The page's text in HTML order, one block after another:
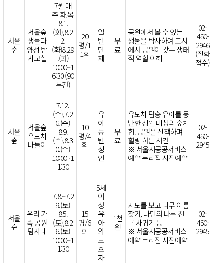
서울
숲
서울숲
생물다
양성 탐
사교실
7월 매
주 화,목
8.1.
(화),8.2
2.
(화)8.29
.(화)
10:00~1
6:30 (90
분간)
20
명/1
1회
일
반
단
체
무
료
공원에서 볼 수 있는
생물을 탐사하며 도시
에서 공원이 갖는 생태
적 역할 이해
02-
460-
2946
(전화
접수)
서울
숲
서울숲
유모차
나들이
7.12.
(수),7.2
6.(수)
8.9.
(수),8.3
0.(수)
10:00~1
1:30
10
명/4
회
유
아
동
반
성
인
무
료
유모차 탑승 유아를 동
반한 성인 대상의 숲체
험. 공원을 산책하며
힐링 하는 시간
※ 서울시공공서비스
예약 누리집 사전예약
02-
460-
2945
서울
숲
우리 가
족 공원
탐사대
7.8.~7.2
9.(토)
8.5.
(토),8.2
6.(토)
10:00~1
1:30
15
명/6
회
5세
이
상
유
아
와
보
호
자
1천
원
지도를 보고 나무 이름
찾기, 나만의 나무 친
구 사귀기 등
※ 서울시공공서비스
예약 누리집 사전예약
02-
460-
2945